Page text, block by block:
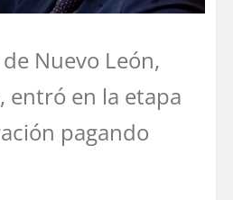
Nuevo León,
entró en la etapa
pagando